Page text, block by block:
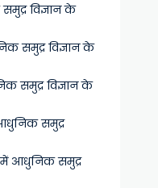
विज्ञान के
समुद्र विज्ञान के
समुद्र विज्ञान के
समुद्र
में आधुनिक समुद्र